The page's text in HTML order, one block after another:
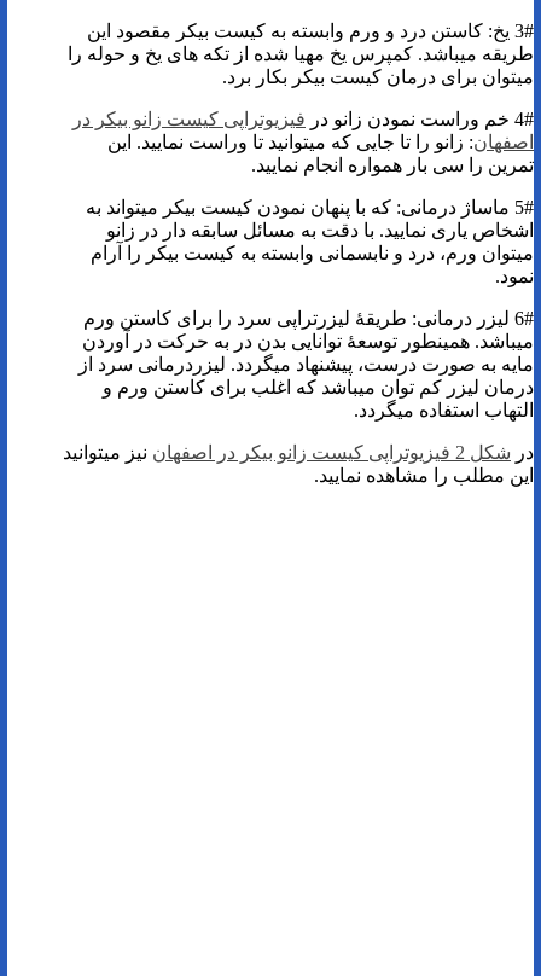
3# یخ: کاستن درد و ورم وابسته به کیست بیکر مقصود این
طریقه میباشد. کمپرس یخ مهیا شده از تکه های یخ و حوله را
میتوان برای درمان کیست بیکر بکار برد.
4# خم وراست نمودن زانو در
فیزیوتراپی کیست زانو بیکر در
اصفهان: زانو را تا جایی که میتوانید تا وراست نمایید. این
تمرین را سی بار همواره انجام نمایید.
5# ماساژ درمانی: که با پنهان نمودن کیست بیکر میتواند به
اشخاص یاری نمایید. با دقت به مسائل سابقه دار در زانو
میتوان ورم، درد و نابسمانی وابسته به کیست بیکر را آرام
نمود.
6# لیزر درمانی: طریقۀ لیزرتراپی سرد را برای کاستن ورم
میباشد. همینطور توسعۀ توانایی بدن در به حرکت در آوردن
مایه به صورت درست، پیشنهاد میگردد. لیزردرمانی سرد از
درمان لیزر کم ‌توان میباشد که اغلب برای کاستن ورم و
التهاب استفاده میگردد.
در شکل 2 فیزیوتراپی کیست زانو بیکر در اصفهان
نیز میتوانید
این مطلب را مشاهده نمایید.